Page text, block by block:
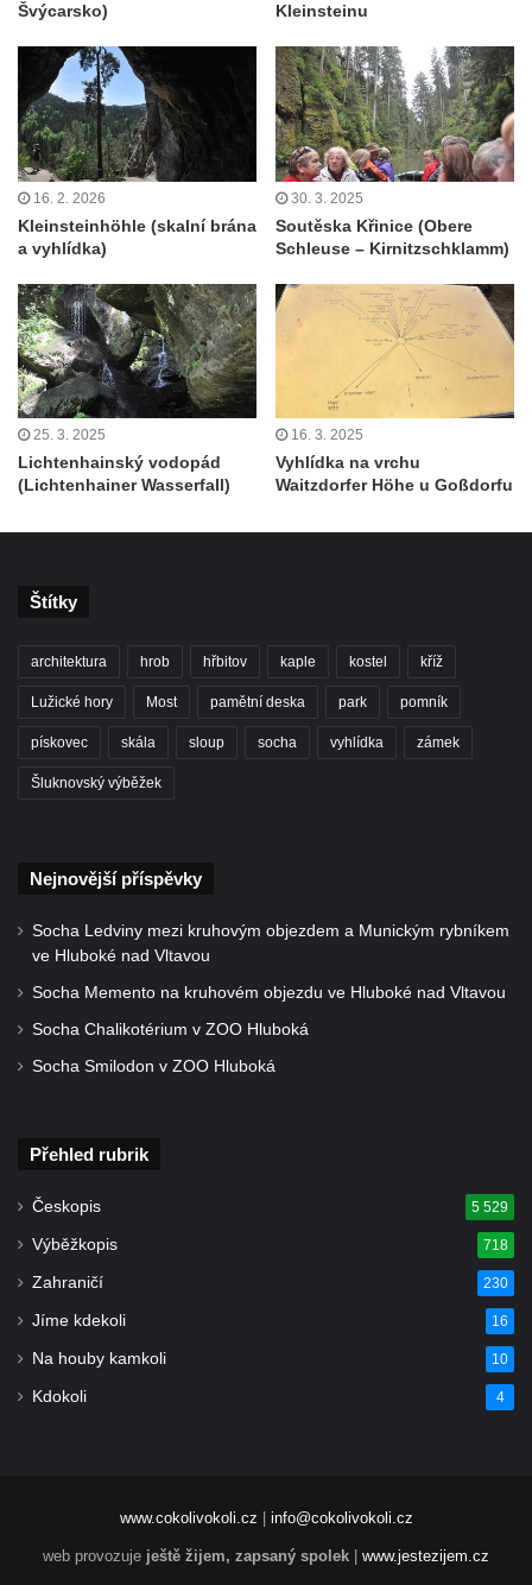
Švýcarsko)
Kleinsteinu
16. 2. 2026
Kleinsteinhöhle (skalní brána
a vyhlídka)
30. 3. 2025
Soutěska Křinice (Obere
Schleuse – Kirnitzschklamm)
25. 3. 2025
Lichtenhainský vodopád
(Lichtenhainer Wasserfall)
16. 3. 2025
Vyhlídka na vrchu
Waitzdorfer Höhe u Goßdorfu
Štítky
architektura hrob hřbitov kaple kostel kříž
Lužické hory Most pamětní deska park pomník
pískovec skála sloup socha vyhlídka zámek
Šluknovský výběžek
Nejnovější příspěvky
Socha Ledviny mezi kruhovým objezdem a Munickým rybníkem
ve Hluboké nad Vltavou
Socha Memento na kruhovém objezdu ve Hluboké nad Vltavou
Socha Chalikotérium v ZOO Hluboká
Socha Smilodon v ZOO Hluboká
Přehled rubrik
Českopis 5 529
Výběžkopis 718
Zahraničí 230
Jíme kdekoli 16
Na houby kamkoli 10
Kdokoli 4
www.cokolivokoli.cz info@cokolivokoli.cz
web provozuje ještě žijem, zapsaný spolek www.jestezijem.cz